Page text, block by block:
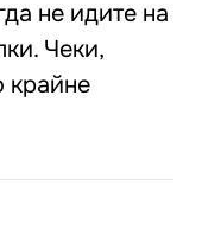
не идите на
Чеки,
крайне